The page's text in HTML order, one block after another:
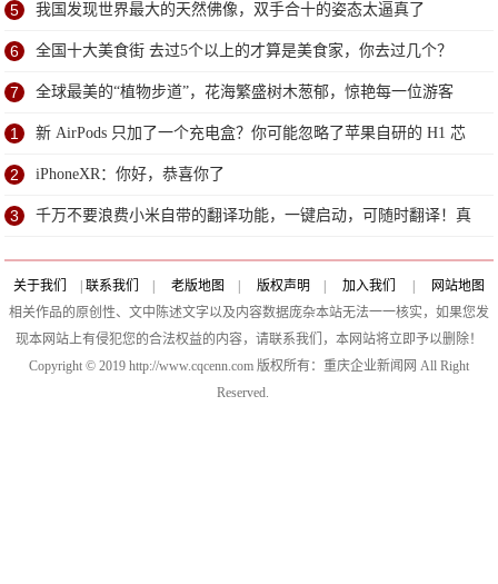
5 我国发现世界最大的天然佛像，双手合十的姿态太逼真了
6 全国十大美食街 去过5个以上的才算是美食家，你去过几个？
7 全球最美的“植物步道”，花海繁盛树木葱郁，惊艳每一位游客
1 新 AirPods 只加了一个充电盒？你可能忽略了苹果自研的 H1 芯
片
2 iPhoneXR：你好，恭喜你了
3 千万不要浪费小米自带的翻译功能，一键启动，可随时翻译！真
棒
关于我们 联系我们 老版地图 版权声明 加入我们
网站地图
相关作品的原创性、文中陈述文字以及内容数据庞杂本站无法一一核实，如果您发
现本网站上有侵犯您的合法权益的内容，请联系我们，本网站将立即予以删除！
Copyright © 2019 http://www.cqcenn.com 版权所有：重庆企业新闻网 All Right
Reserved.